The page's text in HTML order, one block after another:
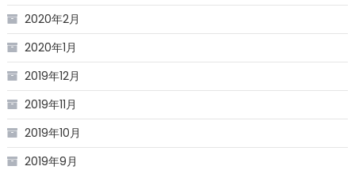
2020年2月
2020年1月
2019年12月
2019年11月
2019年10月
2019年9月